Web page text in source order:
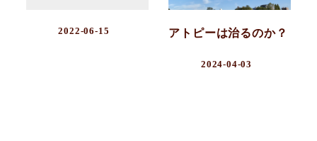
2022-06-15 アトピーは治るのか？
2024-04-03